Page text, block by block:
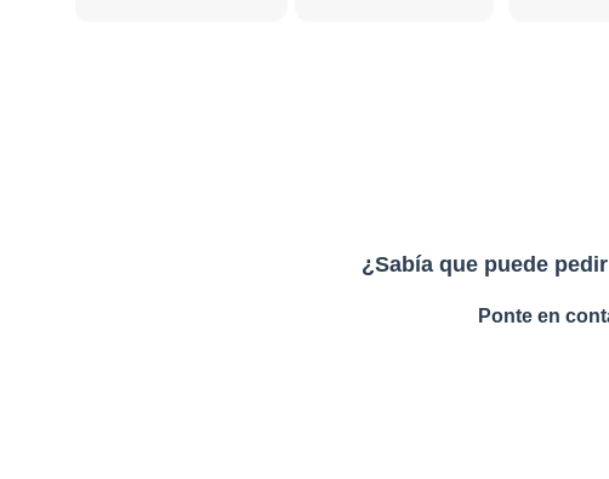
¿Sabía que puede
Ponte en